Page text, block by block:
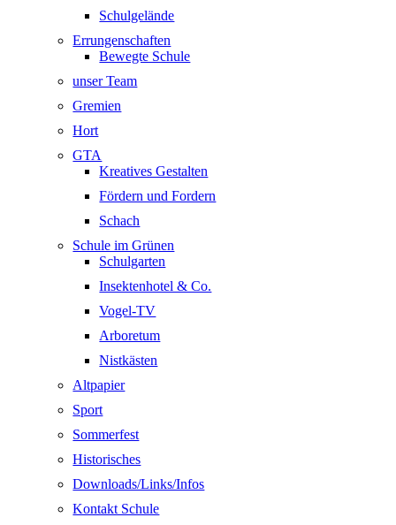
Schulgelände
Errungenschaften
Bewegte Schule
unser Team
Gremien
Hort
GTA
Kreatives Gestalten
Fördern und Fordern
Schach
Schule im Grünen
Schulgarten
Insektenhotel & Co.
Vogel-TV
Arboretum
Nistkästen
Altpapier
Sport
Sommerfest
Historisches
Downloads/Links/Infos
Kontakt Schule